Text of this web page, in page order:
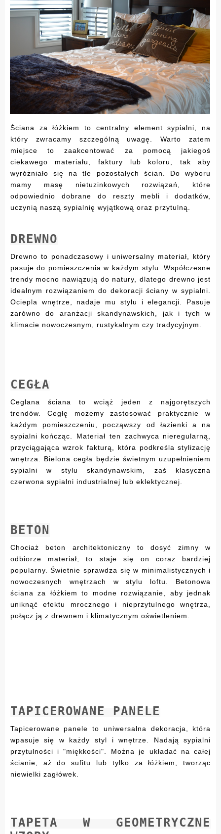
Ściana za łóżkiem to centralny element sypialni, na
który zwracamy szczególną uwagę. Warto zatem
miejsce to zaakcentować za pomocą jakiegoś
ciekawego materiału, faktury lub koloru, tak aby
wyróżniało się na tle pozostałych ścian. Do wyboru
mamy masę nietuzinkowych rozwiązań, które
odpowiednio dobrane do reszty mebli i dodatków,
uczynią naszą sypialnię wyjątkową oraz przytulną.
DREWNO
Drewno to ponadczasowy i uniwersalny materiał, który
pasuje do pomieszczenia w każdym stylu. Współczesne
trendy mocno nawiązują do natury, dlatego drewno jest
idealnym rozwiązaniem do dekoracji ściany w sypialni.
Ociepla wnętrze, nadaje mu stylu i elegancji. Pasuje
zarówno do aranżacji skandynawskich, jak i tych w
klimacie nowoczesnym, rustykalnym czy tradycyjnym.
CEGŁA
Ceglana ściana to wciąż jeden z najgorętszych
trendów. Cegłę możemy zastosować praktycznie w
każdym pomieszczeniu, począwszy od łazienki a na
sypialni kończąc. Materiał ten zachwyca nieregularną,
przyciągająca wzrok fakturą, która podkreśla stylizację
wnętrza. Bielona cegła będzie świetnym uzupełnieniem
sypialni w stylu skandynawskim, zaś klasyczna
czerwona sypialni industrialnej lub eklektycznej.
BETON
Chociaż beton architektoniczny to dosyć zimny w
odbiorze materiał, to staje się on coraz bardziej
popularny. Świetnie sprawdza się w minimalistycznych i
nowoczesnych wnętrzach w stylu loftu. Betonowa
ściana za łóżkiem to modne rozwiązanie, aby jednak
uniknąć efektu mrocznego i nieprzytulnego wnętrza,
połącz ją z drewnem i klimatycznym oświetleniem.
TAPICEROWANE PANELE
Tapicerowane panele to uniwersalna dekoracja, która
wpasuje się w każdy styl i wnętrze. Nadają sypialni
przytulności i "miękkości". Można je układać na całej
ścianie, aż do sufitu lub tylko za łóżkiem, tworząc
niewielki zagłówek.
TAPETA W GEOMETRYCZNE